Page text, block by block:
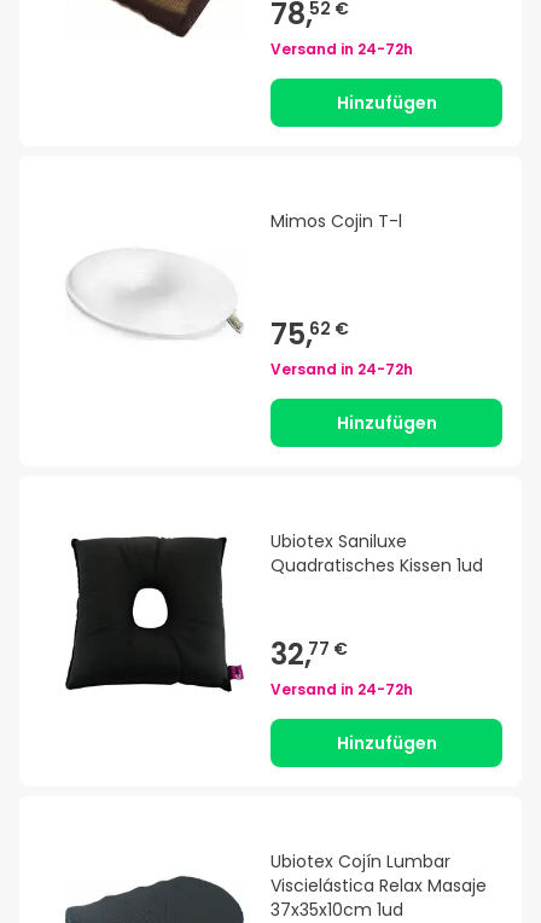
78,52 €
Versand in 24-72h
Hinzufügen
Mimos Cojin T-l
75,62 €
Versand in 24-72h
Hinzufügen
Ubiotex Saniluxe
Quadratisches Kissen 1ud
32,77 €
Versand in 24-72h
Hinzufügen
Ubiotex Cojín Lumbar
Viscielástica Relax Masaje
37x35x10cm 1ud